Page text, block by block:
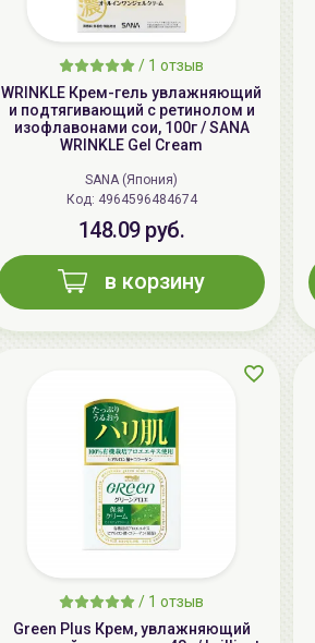
/ 1 отзыв
WRINKLE Крем-гель увлажняющий
и подтягивающий с ретинолом и
изофлавонами сои, 100г / SANA
WRINKLE Gel Cream
SANA (Япония)
Код: 4964596484674
148.09 руб.
в корзину
/ 1 отзыв
Green Plus Крем, увлажняющий